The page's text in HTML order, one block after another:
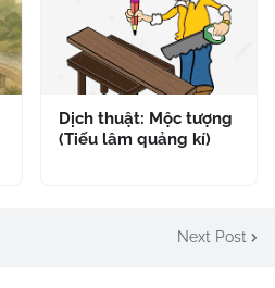
Dịch thuật: Mộc tượng
(Tiếu lâm quảng kí)
Next Post